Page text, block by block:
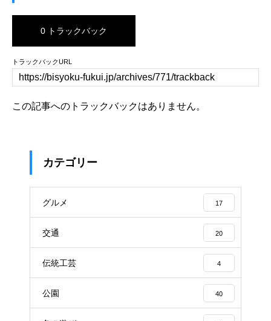
0 トラックバック
トラックバックURL
この記事へのトラックバックはありません。
カテゴリー
グルメ 17
交通 20
伝統工芸 4
公園 40